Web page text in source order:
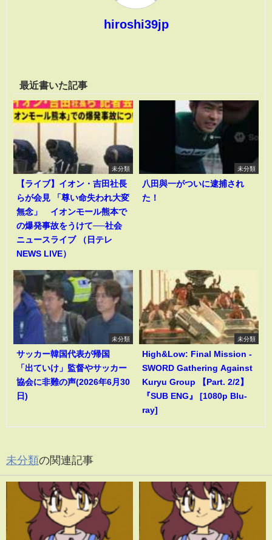
hiroshi39jp
最近書いた記事
未分類
【ライブ】イオン・吉田社長
らが会見 「尊い命失われ大変
無念」 イオンモール熊本で
の爆発事故をうけて──社会
ニュースライブ （日テレ
NEWS LIVE）
未分類
八田與一がついに逮捕され
た！
未分類
サッカー韓国代表が帰国
「出ていけ」監督やサッカー
協会に非難の声(2026年6月30
日)
未分類
High&Low: Final Mission -
SWORD Gathering Against
Kuryu Group 【Part. 2/2】
『SUB ENG』 [1080p Blu-
ray]
未分類の関連記事